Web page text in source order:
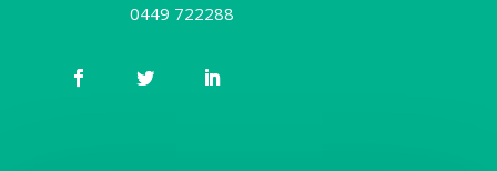
0449 722288